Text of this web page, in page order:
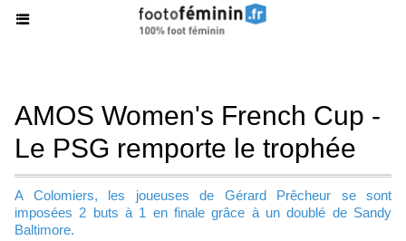
AMOS Women's French Cup -
Le PSG remporte le trophée
A Colomiers, les joueuses de Gérard Prêcheur se sont
imposées 2 buts à 1 en finale grâce à un doublé de Sandy
Baltimore.